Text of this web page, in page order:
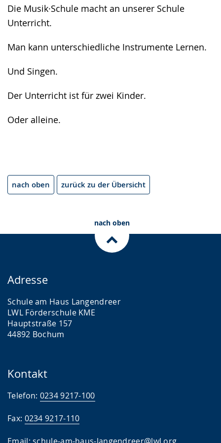
angezeigt.
Die Musik·Schule macht an unserer Schule
Unterricht.
Man kann unterschiedliche Instrumente Lernen.
Und Singen.
Der Unterricht ist für zwei Kinder.
Oder alleine.
nach oben zurück zu der Übersicht
nach oben
Adresse
Schule am Haus Langendreer
LWL Förderschule KME
Hauptstraße 157
44892 Bochum
Kontakt
Telefon: 0234 9217-100
Fax: 0234 9217-110